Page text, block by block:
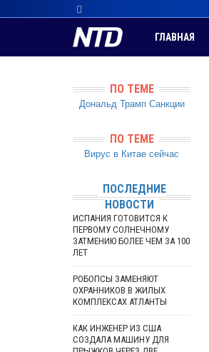
ГЛАВНАЯ
ПО ТЕМЕ
Дональд Трамп Санкции
ПО ТЕМЕ
Вирус в Китае сейчас
ПОСЛЕДНИЕ
НОВОСТИ
ИСПАНИЯ ГОТОВИТСЯ К
ПЕРВОМУ СОЛНЕЧНОМУ
ЗАТМЕНИЮ БОЛЕЕ ЧЕМ ЗА 100
ЛЕТ
РОБОПСЫ ЗАМЕНЯЮТ
ОХРАННИКОВ В ЖИЛЫХ
КОМПЛЕКСАХ АТЛАНТЫ
КАК ИНЖЕНЕР ИЗ США
СОЗДАЛА МАШИНУ ДЛЯ